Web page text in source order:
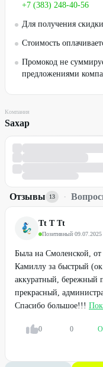
+7 (383) 248-40-56
Для получения
Стоимость
Промокод не
предложениями
Компания
Sахар
Отзывы 13 ·
Tt T Tt
Позитивный·09.07.2025
Была на Смоленской,
Камиллу за быстрый
аккуратный, бережный
прекрасный,
Спасибо большое!!!
0 0